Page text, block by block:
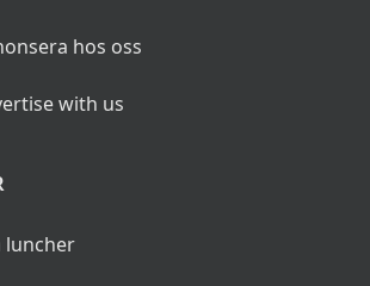
hos oss
with us
luncher